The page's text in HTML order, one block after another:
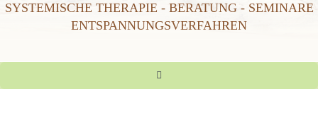
SYSTEMISCHE THERAPIE -BERATUNG - SEMINARE
ENTSPANNUNGSVERFAHREN
Toggle
Navigation